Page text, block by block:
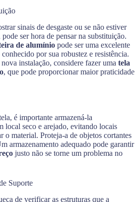
sinais de desgaste ou se não estiver
ser hora de pensar na substituição.
de alumínio pode ser uma excelente
por sua robustez e resistência.
instalação, considere fazer uma tela
, que pode proporcionar maior praticidade
é importante armazená-la
local seco e arejado, evitando locais
o material. Proteja-a de objetos cortantes
armazenamento adequado pode garantir
justo não se torne um problema no
Suporte
de verificar as estruturas que a